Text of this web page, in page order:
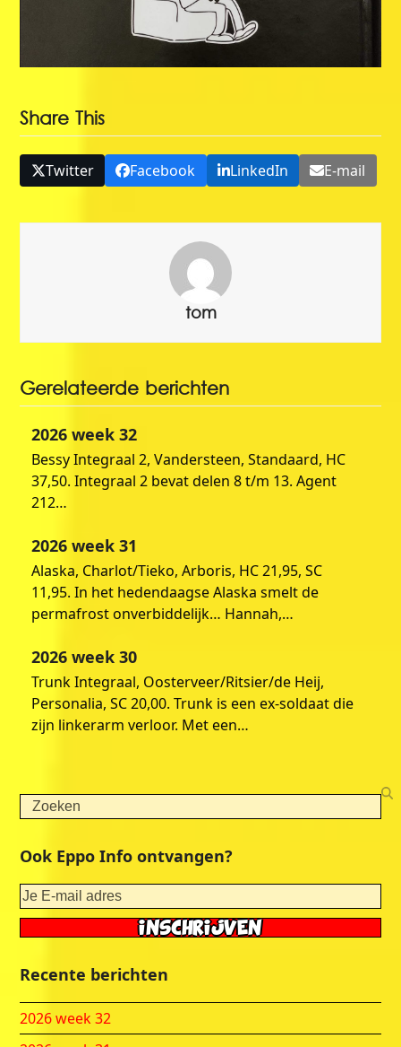
Share This
Twitter Facebook LinkedIn E-mail
tom
Gerelateerde berichten
2026 week 32
Bessy Integraal 2, Vandersteen, Standaard, HC
37,50. Integraal 2 bevat delen 8 t/m 13. Agent
212…
2026 week 31
Alaska, Charlot/Tieko, Arboris, HC 21,95, SC
11,95. In het hedendaagse Alaska smelt de
permafrost onverbiddelijk… Hannah,…
2026 week 30
Trunk Integraal, Oosterveer/Ritsier/de Heij,
Personalia, SC 20,00. Trunk is een ex-soldaat die
zijn linkerarm verloor. Met een…
Search
Ook Eppo Info ontvangen?
Recente berichten
2026 week 32